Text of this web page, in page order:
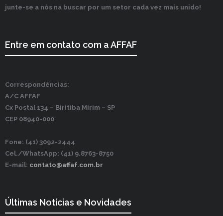
junte-se a nós na buscar por um setor cada vez mais unido!
Entre em contato com a AFFAF
Correspondências:
A/C AFFAF
Cx Postal 134 – Biritiba Mirim – SP
CEP 08940-000
Fone: (41) 3092-2444
Cel./WhatsApp: (41) 9.8763-8750
E-mail: contato@affaf.com.br
Últimas Notícias e Novidades